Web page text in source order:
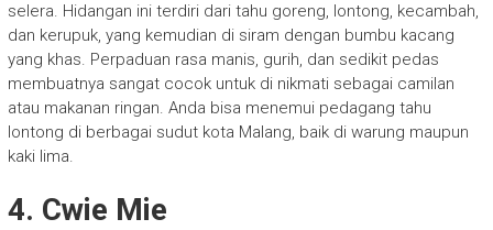
selera. Hidangan ini terdiri dari tahu goreng, lontong, kecambah,
dan kerupuk, yang kemudian di siram dengan bumbu kacang
yang khas. Perpaduan rasa manis, gurih, dan sedikit pedas
membuatnya sangat cocok untuk di nikmati sebagai camilan
atau makanan ringan. Anda bisa menemui pedagang tahu
lontong di berbagai sudut kota Malang, baik di warung maupun
kaki lima.
4. Cwie Mie